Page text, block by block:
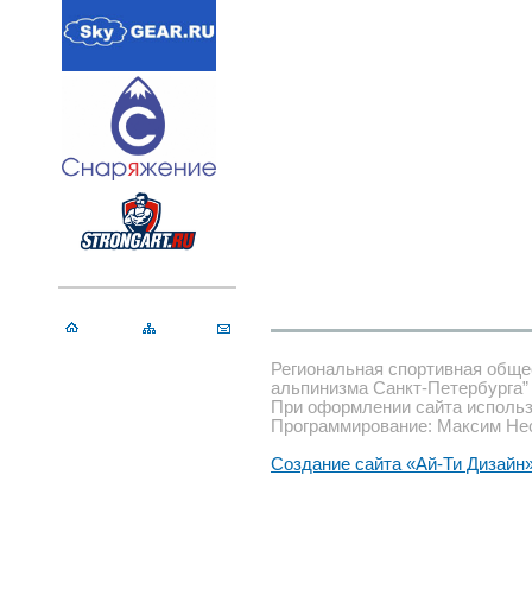
Региональная спортивная
альпинизма Санкт-Петербурга”
При оформлении сайта
Программирование: Максим
Создание сайта «Ай-Ти